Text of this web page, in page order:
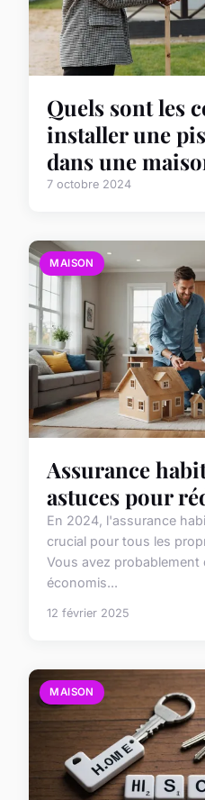
Quels sont les
installer une
dans une
7 octobre 2024
MAISON
Assurance
astuces pour
En 2024, l'assurance
crucial pour tous les
Vous avez probablement
économis...
12 février 2025
MAISON